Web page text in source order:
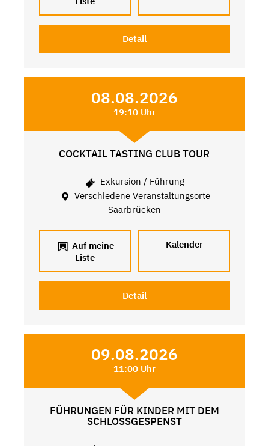
Detail
08.08.2026
19:10 Uhr
COCKTAIL TASTING CLUB TOUR
Exkursion / Führung
Verschiedene Veranstaltungsorte
Saarbrücken
Auf meine
Liste
Kalender
Detail
09.08.2026
11:00 Uhr
FÜHRUNGEN FÜR KINDER MIT DEM
SCHLOSSGESPENST